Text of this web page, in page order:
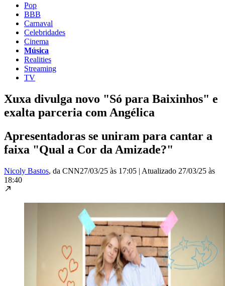
Pop
BBB
Carnaval
Celebridades
Cinema
Música
Realities
Streaming
TV
Xuxa divulga novo "Só para Baixinhos" e
exalta parceria com Angélica
Apresentadoras se uniram para cantar a
faixa "Qual a Cor da Amizade?"
Nicoly Bastos, da CNN27/03/25 às 17:05 | Atualizado 27/03/25 às
18:40